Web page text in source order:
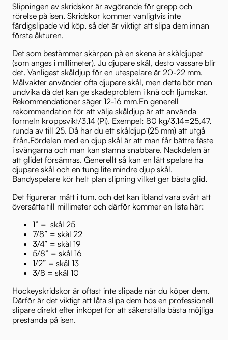
Slipningen av skridskor är avgörande för grepp och
rörelse på isen. Skridskor kommer vanligtvis inte
färdigslipade vid köp, så det är viktigt att slipa dem innan
första åkturen.
Det som bestämmer skärpan på en skena är skåldjupet
(som anges i millimeter). Ju djupare skål, desto vassare blir
det. Vanligast skåldjup för en utespelare är 20-22 mm.
Målvakter använder ofta djupare skål, men detta bör man
undvika då det kan ge skadeproblem i knä och ljumskar.
Rekommendationer säger 12-16 mm.En generell
rekommendation för att välja skåldjup är att använda
formeln kroppsvikt/3,14 (Pi). Exempel: 80 kg/3,14=25,47,
runda av till 25. Då har du ett skåldjup (25 mm) att utgå
ifrån.Fördelen med en djup skål är att man får bättre fäste
i svängarna och man kan stanna snabbare. Nackdelen är
att glidet försämras. Generellt så kan en lätt spelare ha
djupare skål och en tung lite mindre djup skål.
Bandyspelare kör helt plan slipning vilket ger bästa glid.
Det figurerar mått i tum, och det kan ibland vara svårt att
översätta till millimeter och därför kommer en lista här:
1” = skål 25
7/8” = skål 22
3/4” = skål 19
5/8” = skål 16
1/2” = skål 13
3/8 = skål 10
Hockeyskridskor är oftast inte slipade när du köper dem.
Därför är det viktigt att låta slipa dem hos en professionell
slipare direkt efter inköpet för att säkerställa bästa möjliga
prestanda på isen.